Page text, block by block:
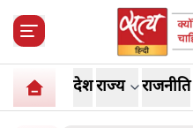
देशराज्य राजनीति